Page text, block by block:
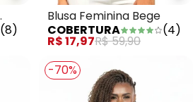
(8)
Blusa Feminina Bege
COBERTURA
(4)
R$ 17,97R$ 59,90
-70%